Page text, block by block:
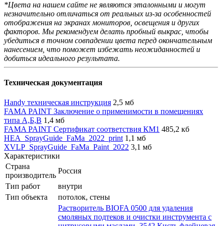
*Цвета на нашем сайте не являются эталонными и могут
незначительно отличаться от реальных из-за особенностей
отображения на экранах мониторов, освещения и других
факторов. Мы рекомендуем делать пробный выкрас, чтобы
убедиться в точном совпадении цвета перед окончательным
нанесением, что поможет избежать неожиданностей и
добиться идеального результата.
Техническая документация
Handy техническая инструкция 2,5 мб
FAMA PAINT Заключение о применимости в помещениях
типа А,Б,В 1,4 мб
FAMA PAINT Сертификат соответствия КМ1 485,2 кб
HEA_SprayGuide_FaMa_2022_print 1,1 мб
XVLP_SprayGuide_FaMa_Paint_2022 3,1 мб
Характеристики
Страна
производитель
Россия
Тип работ
внутри
Тип объекта
потолок, стены
Растворитель BIOFA 0500 для удаления
смоляных подтеков и очистки инструмента с